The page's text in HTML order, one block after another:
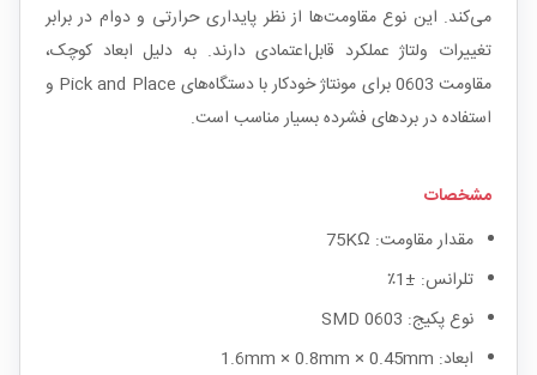
می‌کند. این نوع مقاومت‌ها از نظر پایداری حرارتی و دوام در برابر
تغییرات ولتاژ عملکرد قابل‌اعتمادی دارند. به دلیل ابعاد کوچک،
مقاومت 0603 برای مونتاژ خودکار با دستگاه‌های Pick and Place و
استفاده در بردهای فشرده بسیار مناسب است.
مشخصات
مقدار مقاومت: 75KΩ
تلرانس: ±1٪
نوع پکیج: SMD 0603
ابعاد: 1.6mm × 0.8mm × 0.45mm